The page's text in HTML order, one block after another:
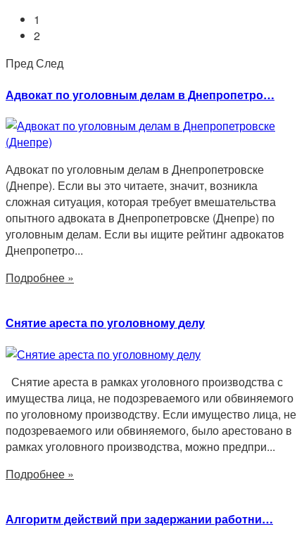
1
2
ПредСлед
Адвокат по уголовным делам в Днепропетро…
Адвокат по уголовным делам в Днепропетровске
(Днепре). Если вы это читаете, значит, возникла
сложная ситуация, которая требует вмешательства
опытного адвоката в Днепропетровске (Днепре) по
уголовным делам. Если вы ищите рейтинг адвокатов
Днепропетро...
Подробнее »
Снятие ареста по уголовному делу
Снятие ареста в рамках уголовного производства с
имущества лица, не подозреваемого или обвиняемого
по уголовному производству. Если имущество лица, не
подозреваемого или обвиняемого, было арестовано в
рамках уголовного производства, можно предпри...
Подробнее »
Алгоритм действий при задержании работни…